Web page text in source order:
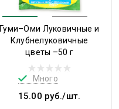
Гуми–Оми Луковичные и
Клубнелуковичные
цветы –50 г
Много
15.00 руб./шт.